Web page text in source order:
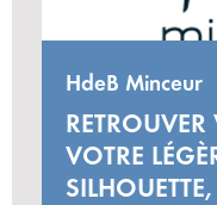
HdeB Minceur
VOTRE